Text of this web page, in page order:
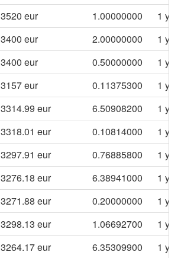
3520 eur 1.00000000
1
3400 eur 2.00000000
1
3400 eur 0.50000000
1
3157eur 0.11375300
1
3314.99 eur 6.50908200
1
3318.01 eur 0.10814000
1
3297.91 eur 0.76885800
1
3276.18 eur 6.38941000
1
3271.88 eur 0.20000000
1
3298.13 eur 1.06692700
1
3264.17eur 6.35309900
1